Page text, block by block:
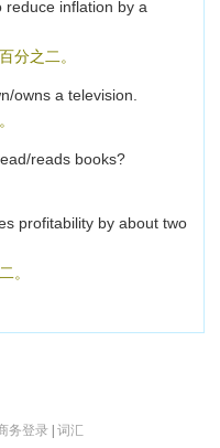
reduce inflation by a
分之二。
owns a television.
reads books?
profitability by about two
。
务登录 |词汇